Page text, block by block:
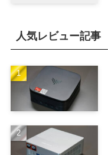
人気レビュー記事